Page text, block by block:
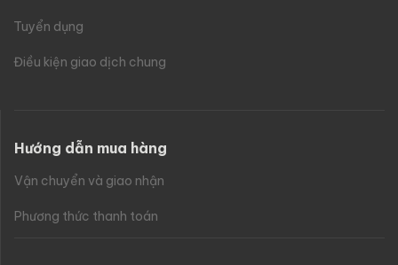
Tuyển dụng
Điều kiện giao dịch chung
Hướng dẫn mua hàng
Vận chuyển và giao nhận
Phương thức thanh toán